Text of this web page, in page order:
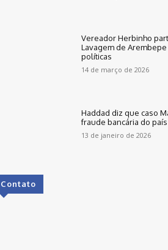
Vereador Herbinho
Lavagem de
políticas
14 de março de 2026
Haddad diz que caso
fraude bancária do país
13 de janeiro de 2026
Contato